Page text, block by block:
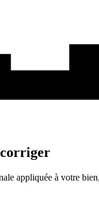
corriger
appliquée à votre